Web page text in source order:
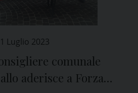
1 Luglio 2023
comunale
aderisce a Forza